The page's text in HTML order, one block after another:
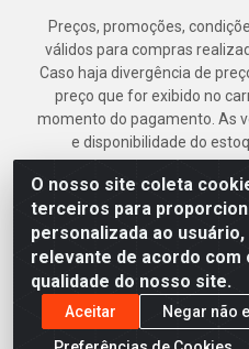
O nosso site coleta
terceiros para
personalizada ao
relevante de acordo
qualidade do nosso site.
Aceitar
Negar não
Preços, promoções,
válidos para compras
Caso haja divergência de
preço que for exibido no
momento do pagamento. As
e disponibilidade do
meramente
Armazém Jenipapo
LTDA - Rua das Flores, 2691
52.291-630 -